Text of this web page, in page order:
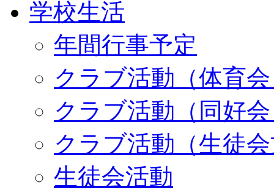
学校生活
年間行事予定
クラブ活動（体育
クラブ活動（同好
クラブ活動（生徒
生徒会活動